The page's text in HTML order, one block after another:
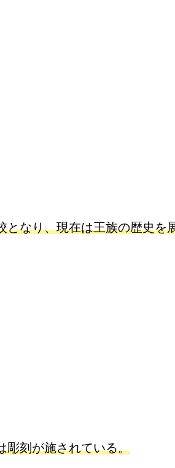
となり、現在は王族の歴史を
彫刻が施されている。